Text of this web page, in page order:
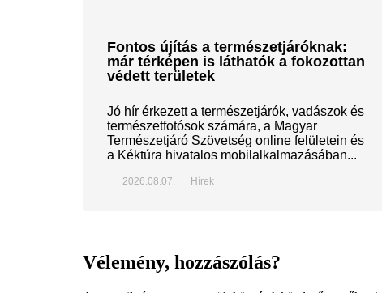
Fontos újítás a természetjáróknak:
már térképen is láthatók a fokozottan
védett területek
Jó hír érkezett a természetjárók, vadászok és
természetfotósok számára, a Magyar
Természetjáró Szövetség online felületein és
a Kéktúra hivatalos mobilalkalmazásában...
2026.08.07. Hírek
Vélemény, hozzászólás?